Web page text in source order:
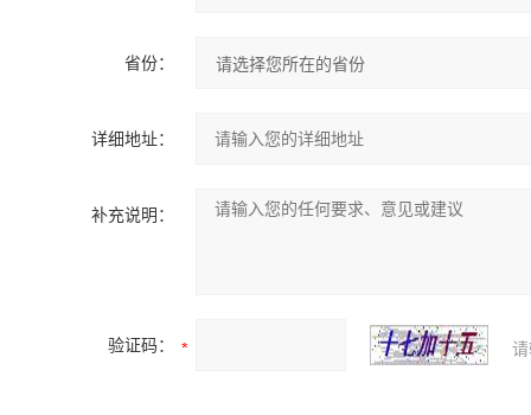
省份：
详细地址：
补充说明：
验证码：